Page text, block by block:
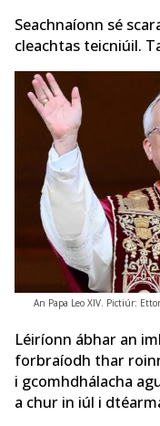
Seachnaíonn sé
cleachtas teicniúil.
An Papa Leo XIV. Pictiúr:
Léiríonn ábhar an
forbraíodh thar
i gcomhdhálacha
a chur in iúl i